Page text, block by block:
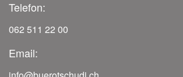
Telefon:
062 511 22 00
Email: